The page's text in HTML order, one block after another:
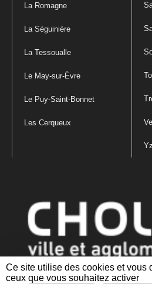
Ce site utilise des cookies et vous
ceux que vous souhaitez activer
La Romagne
La Séguinière
La Tessoualle
Le May-sur-Èvre
Le Puy-Saint-Bonnet
Les Cerqueux
Mentions légales|Politique de